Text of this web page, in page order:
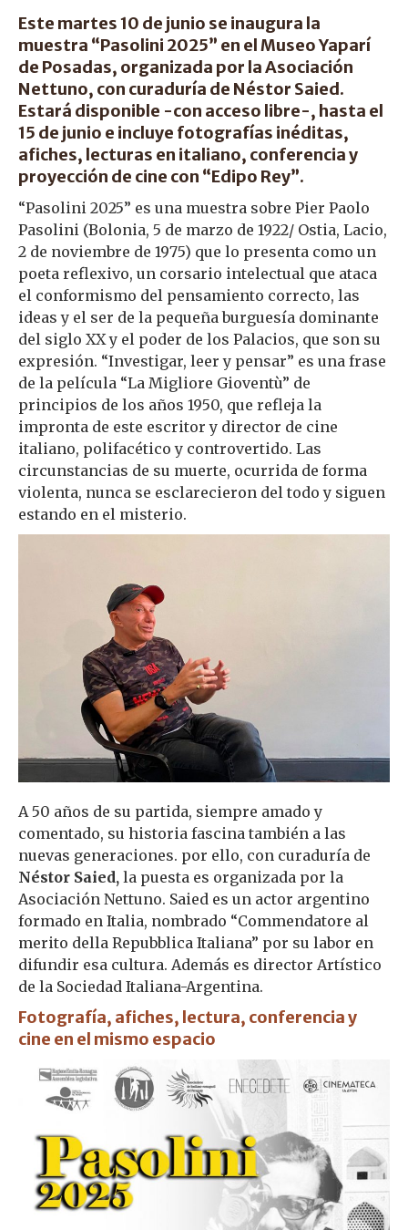
Este martes 10 de junio se inaugura la
muestra “Pasolini 2025” en el Museo Yaparí
de Posadas, organizada por la Asociación
Nettuno, con curaduría de Néstor Saied.
Estará disponible -con acceso libre-, hasta el
15 de junio e incluye fotografías inéditas,
afiches, lecturas en italiano, conferencia y
proyección de cine con “Edipo Rey”.
“Pasolini 2025” es una muestra sobre Pier Paolo
Pasolini (Bolonia, 5 de marzo de 1922/ Ostia, Lacio,
2 de noviembre de 1975) que lo presenta como un
poeta reflexivo, un corsario intelectual que ataca
el conformismo del pensamiento correcto, las
ideas y el ser de la pequeña burguesía dominante
del siglo XX y el poder de los Palacios, que son su
expresión. “Investigar, leer y pensar” es una frase
de la película “La Migliore Gioventù” de
principios de los años 1950, que refleja la
impronta de este escritor y director de cine
italiano, polifacético y controvertido. Las
circunstancias de su muerte, ocurrida de forma
violenta, nunca se esclarecieron del todo y siguen
estando en el misterio.
A 50 años de su partida, siempre amado y
comentado, su historia fascina también a las
nuevas generaciones. por ello, con curaduría de
Néstor Saied, la puesta es organizada por la
Asociación Nettuno. Saied es un actor argentino
formado en Italia, nombrado “Commendatore al
merito della Repubblica Italiana” por su labor en
difundir esa cultura. Además es director Artístico
de la Sociedad Italiana-Argentina.
Fotografía, afiches, lectura, conferencia y
cine en el mismo espacio